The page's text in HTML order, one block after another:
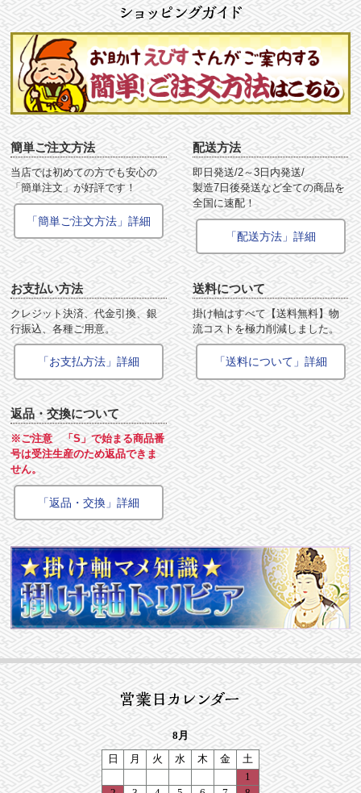
簡単ご注文方法
当店では初めての方でも安心の
「簡単注文」が好評です！
「簡単ご注文方法」詳細
配送方法
即日発送/2～3日内発送/
製造7日後発送など全ての商品を
全国に速配！
「配送方法」詳細
お支払い方法
クレジット決済、代金引換、銀
行振込、各種ご用意。
「お支払方法」詳細
送料について
掛け軸はすべて【送料無料】物
流コストを極力削減しました。
「送料について」詳細
返品・交換について
※ご注意 「S」で始まる商品番
号は受注生産のため返品できま
せん。
「返品・交換」詳細